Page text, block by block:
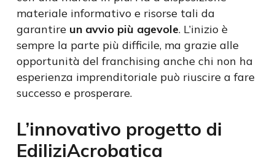
materiale informativo e risorse tali da
garantire un avvio più agevole. L’inizio è
sempre la parte più difficile, ma grazie alle
opportunità del franchising anche chi non ha
esperienza imprenditoriale può riuscire a fare
successo e prosperare.
L’innovativo progetto di
EdiliziAcrobatica